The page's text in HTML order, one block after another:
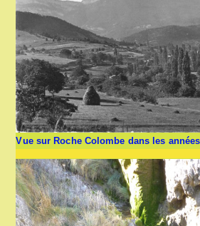
Vue sur Roche Colombe dans les